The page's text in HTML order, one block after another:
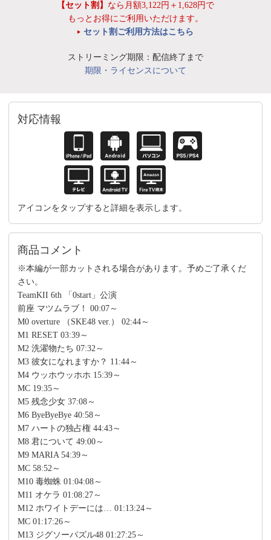
【セット割】 なら月額3,122円＋1,628円で
もっとお得にご利用いただけます。
セット割ご利用方法はこちら
ストリーミング期限：配信終了まで
期限・ライセンスについて
対応情報
アイコンをタップすると詳細を表示します。
商品コメント
※本編が一部カットされる場合があります。予めご了承くだ
さい。
TeamKII 6th 「0start」公演
前座 マツムラブ！ 00:07～
M0 overture （SKE48 ver.） 02:44～
M1 RESET 03:39～
M2 洗濯物たち 07:32～
M3 彼女になれますか？ 11:44～
M4 ウッホウッホホ 15:39～
MC 19:35～
M5 残念少女 37:08～
M6 ByeByeBye 40:58～
M7 ハートの独占権 44:43～
M8 君について 49:00～
M9 MARIA 54:39～
MC 58:52～
M10 毒蜘蛛 01:04:08～
M11 オケラ 01:08:27～
M12 ホワイトデーには… 01:13:24～
MC 01:17:26～
M13 ジグソーパズル48 01:27:25～